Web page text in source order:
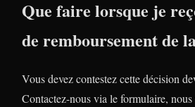
Que faire lorsque je
de remboursement de
Vous devez contestez cette décision
Contactez-nous via le formulaire, nous